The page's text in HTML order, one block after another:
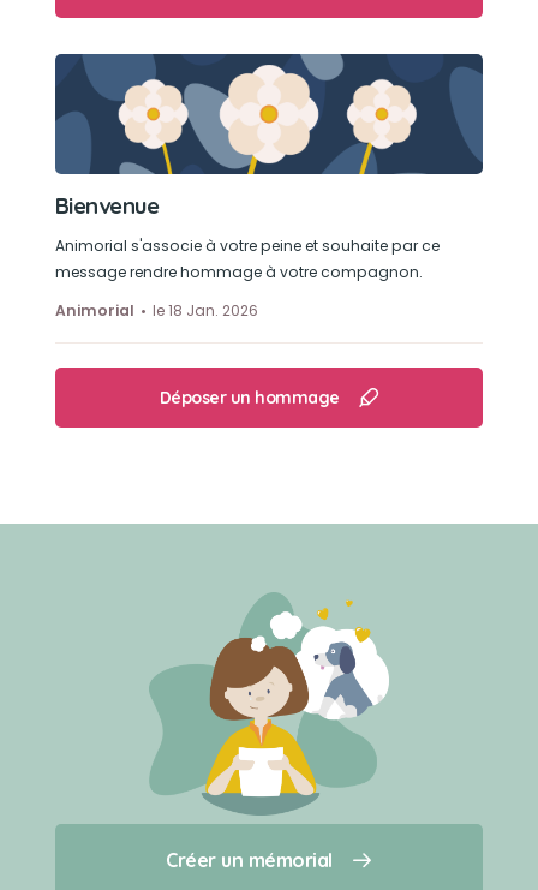
Créer un mémorial
Qui sommes-nous ?
Bienvenue
Animorial s'associe à votre peine et souhaite par ce
message rendre hommage à votre compagnon.
Animorial
le 18 Jan. 2026
Déposer un hommage
Créer un mémorial